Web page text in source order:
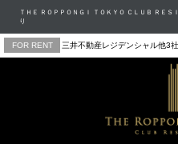
ＴＨＥ ＲＯＰＰＯＮＧＩ ＴＯＫＹＯ ＣＬＵＢ ＲＥ
り
FOR RENT 三井不動産レジデンシャル他3